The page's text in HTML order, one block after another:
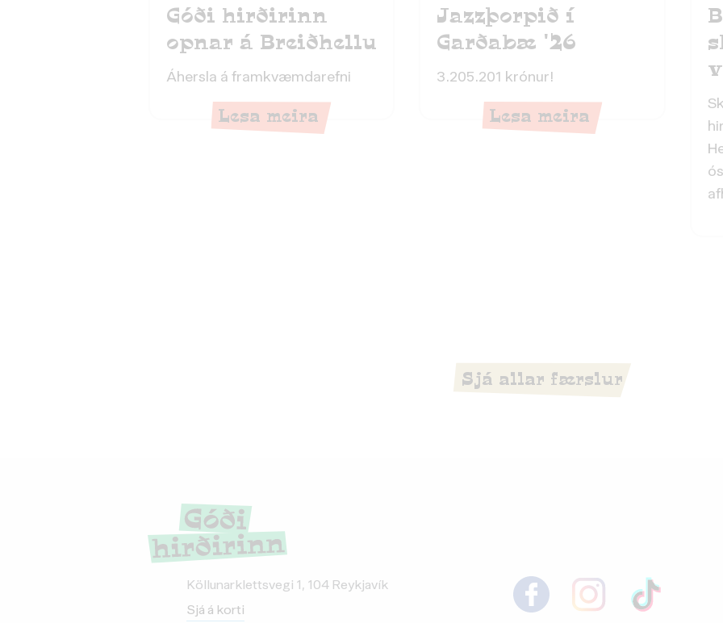
Góði hirðirinn
opnar á Breiðhellu
Áhersla á framkvæmdarefni
Lesa meira
Jazzþorpið í
Garðabæ '26
3.205.201 krónur!
Lesa meira
Sjá allar færslur
Köllunarklettsvegi 1, 104 Reykjavík
Sjá á korti